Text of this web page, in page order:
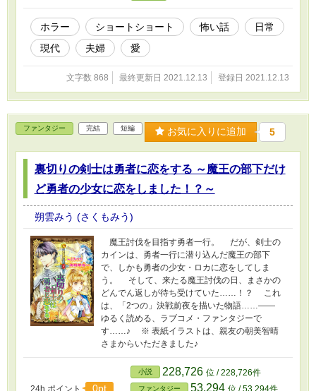
ホラー ショートショート 怖い話
日常
現代
夫婦 愛
文字数 868 最終更新日 2021.12.13 登録日 2021.12.13
ファンタジー 完結 短編 お気に入りに追加 5
裏切りの剣士は勇者に恋をする ～魔王の部下だけ
ど勇者の少女に恋をしました！？～
朔雲みう (さくもみう)
魔王討伐を目指す勇者一行。 だが、剣士の
カインは、勇者一行に潜り込んだ魔王の部下
で、しかも勇者の少女・ロカに恋をしてしま
う。 そして、来たる魔王討伐の日、まさかの
どんでん返しが待ち受けていた……！？ これ
は、「2つの」決戦前夜を描いた物語……――
ゆるく読める、ラブコメ・ファンタジーで
す……♪ ※ 表紙イラストは、親友の朝美智晴
さまからいただきました♪
24h.ポイント 0pt
小説 228,726 位 / 228,726件
ファンタジー 53,294 位 / 53,294件